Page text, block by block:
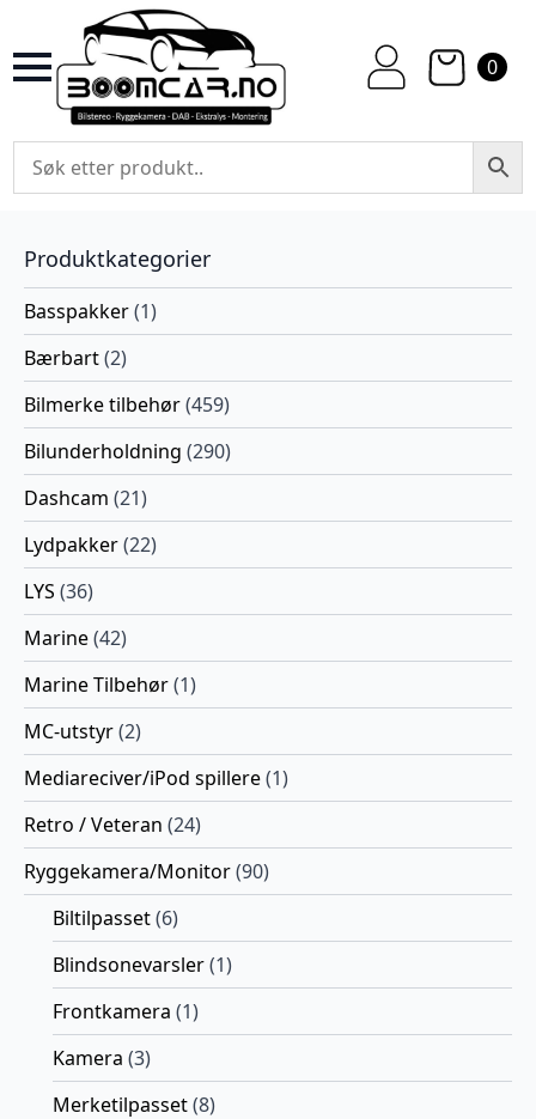
0
Produktkategorier
Basspakker(1)
Bærbart(2)
Bilmerke tilbehør(459)
Bilunderholdning (290)
Dashcam (21)
Lydpakker(22)
LYS (36)
Marine(42)
Marine Tilbehør(1)
MC-utstyr(2)
Mediareciver/iPod spillere(1)
Retro / Veteran (24)
Ryggekamera/Monitor(90)
Biltilpasset(6)
Blindsonevarsler(1)
Frontkamera (1)
Kamera (3)
Merketilpasset(8)